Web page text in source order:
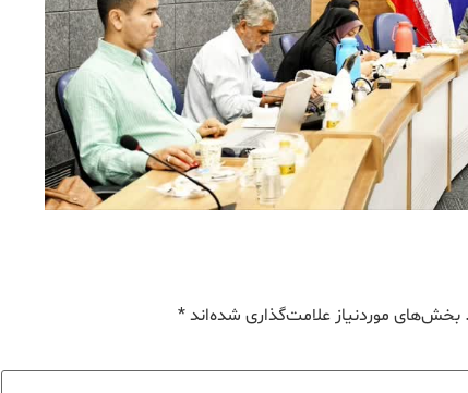
بخش‌های موردنیاز علامت‌گذاری شده‌اند*